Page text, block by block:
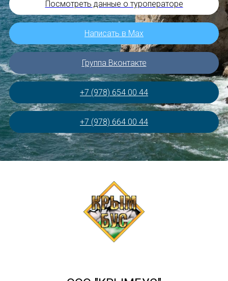
Посмотреть данные о туроператоре
Написать в Мах
Группа Вконтакте
+7 (978) 654 00 44
+7 (978) 664 00 44